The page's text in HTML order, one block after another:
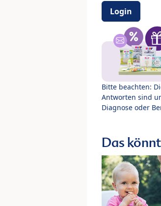
Login
Bitte beachten:
Antworten sind
Diagnose oder
Das